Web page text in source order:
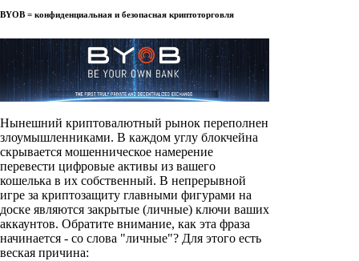
BYOB = конфиденциальная и безопасная криптоторговля
Нынешний криптовалютный рынок переполнен
злоумышленниками. В каждом углу блокчейна
скрывается мошенническое намерение
перевести цифровые активы из вашего
кошелька в их собственный. В непрерывной
игре за криптозащиту главными фигурами на
доске являются закрытые (личные) ключи ваших
аккаунтов. Обратите внимание, как эта фраза
начинается - со слова "личные"? Для этого есть
веская причина: